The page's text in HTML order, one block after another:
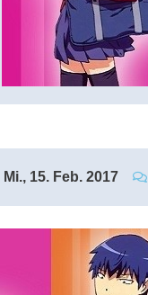
Mi., 15. Feb. 2017